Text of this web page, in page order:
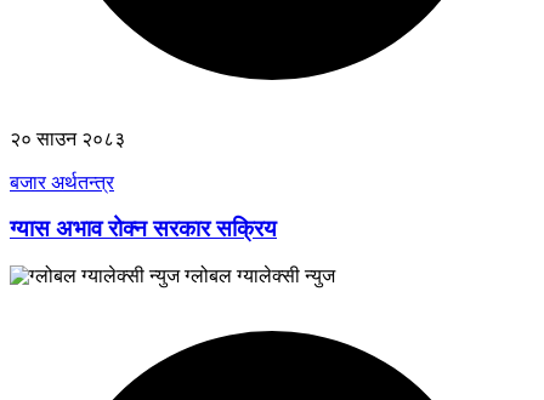
२० साउन २०८३
बजार अर्थतन्त्र
ग्यास अभाव रोक्न सरकार सक्रिय
ग्लोबल ग्यालेक्सी न्युज